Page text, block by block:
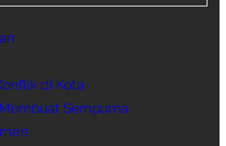
di Kota
Sempurna